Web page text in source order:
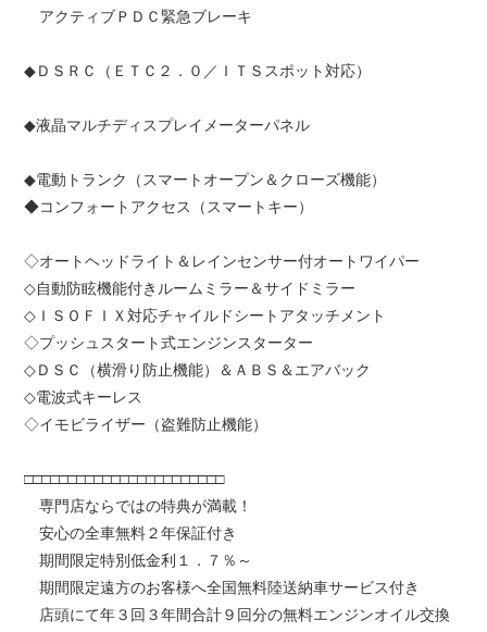
アクティブＰＤＣ緊急ブレーキ
◆ＤＳＲＣ（ＥＴＣ２．０／ＩＴＳスポット対応）
◆液晶マルチディスプレイメーターパネル
◆電動トランク（スマートオープン＆クローズ機能）
◆コンフォートアクセス（スマートキー）
◇オートヘッドライト＆レインセンサー付オートワイパー
◇自動防眩機能付きルームミラー＆サイドミラー
◇ＩＳＯＦＩＸ対応チャイルドシートアタッチメント
◇プッシュスタート式エンジンスターター
◇ＤＳＣ（横滑り防止機能）＆ＡＢＳ＆エアバック
◇電波式キーレス
◇イモビライザー（盗難防止機能）
□□□□□□□□□□□□□□□□□□□□□□□
専門店ならではの特典が満載！
安心の全車無料２年保証付き
期間限定特別低金利１．７％～
期間限定遠方のお客様へ全国無料陸送納車サービス付き
店頭にて年３回３年間合計９回分の無料エンジンオイル交換